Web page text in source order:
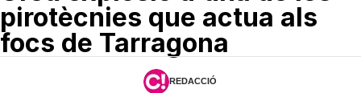
pirotècnies que actua als
focs de Tarragona
REDACCIÓ